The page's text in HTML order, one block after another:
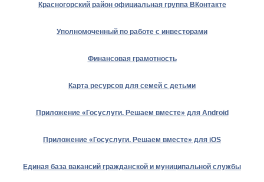
Красногорский район официальная группа ВКонтакте
Уполномоченный по работе с инвесторами
Финансовая грамотность
Карта ресурсов для семей с детьми
Приложение «Госуслуги. Решаем вместе» для Android
Приложение «Госуслуги. Решаем вместе» для iOS
Единая база вакансий гражданской и муниципальной службы